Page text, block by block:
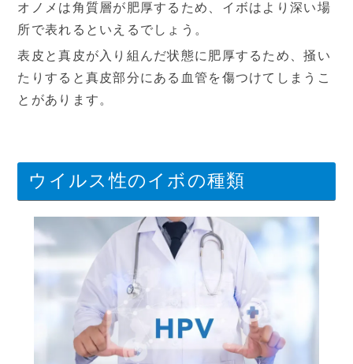
オノメは角質層が肥厚するため、イボはより深い場
所で表れるといえるでしょう。
表皮と真皮が入り組んだ状態に肥厚するため、掻い
たりすると真皮部分にある血管を傷つけてしまうこ
とがあります。
ウイルス性のイボの種類